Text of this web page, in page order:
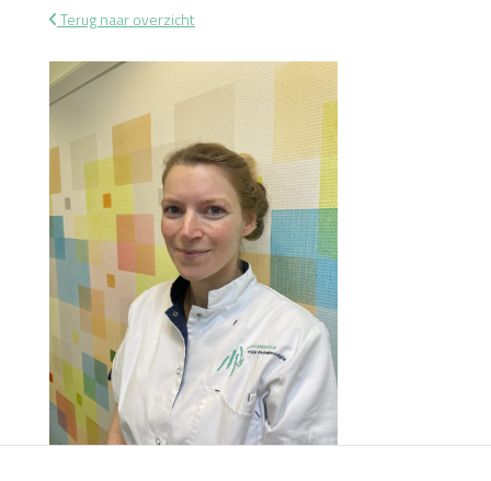
Terug naar overzicht